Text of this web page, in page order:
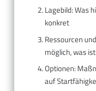
Lagebild: Was
konkret
Ressourcen
möglich, was
Optionen:
auf